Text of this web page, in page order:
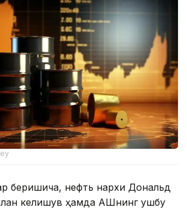
беришича, нефть нархи Дональд
келишув ҳамда АҚШнинг ушбу